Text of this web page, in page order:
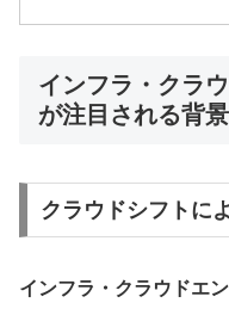
インフラ・クラ
が注目される背景
クラウドシフトに
インフラ・クラウドエ